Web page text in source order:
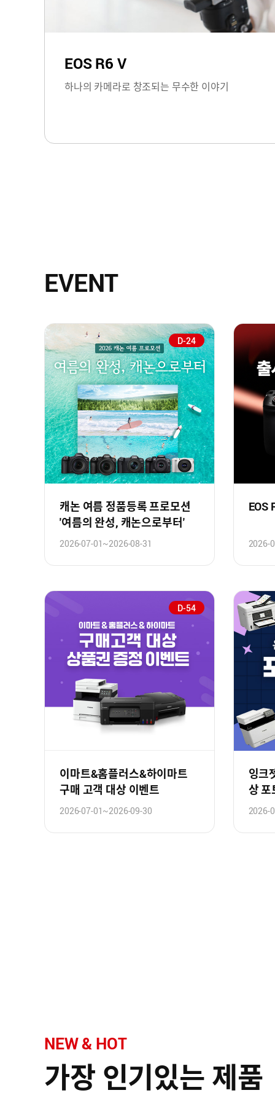
EOS R6 V
하나의 카메라로 창조되는 무수한 이야기
EVENT
D-24
캐논 여름 정품등록 프로모션
'여름의 완성, 캐논으로부터'
2026-07-01~2026-08-31
EOS
2026-
D-54
이마트&홈플러스&하이마트
구매 고객 대상 이벤트
2026-07-01~2026-09-30
잉크
상 포
2026-
NEW & HOT
가장 인기있는 제품